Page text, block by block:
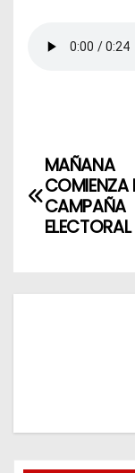
N
a
g
MAÑANA
COMIENZA
CAMPAÑA
ELECTORAL